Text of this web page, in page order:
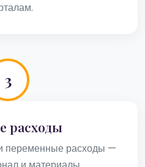
3
расходы
переменные расходы —